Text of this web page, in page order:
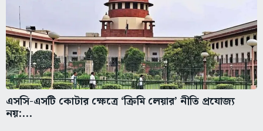
এসসি-এসটি কোটার ক্ষেত্রে ‘ক্রিমি লেয়ার’ নীতি প্রযোজ্য
নয়:...